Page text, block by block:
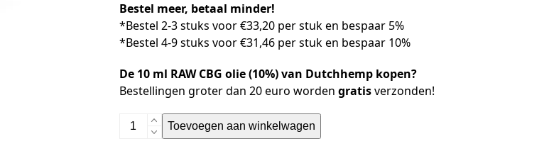
Bestel meer, betaal minder!
*Bestel 2-3 stuks voor €33,20 per stuk en bespaar 5%
*Bestel 4-9 stuks voor €31,46 per stuk en bespaar 10%
De 10 ml RAW CBG olie (10%) van Dutchhemp kopen?
Bestellingen groter dan 20 euro worden gratisverzonden!
Toevoegen aan winkelwagen